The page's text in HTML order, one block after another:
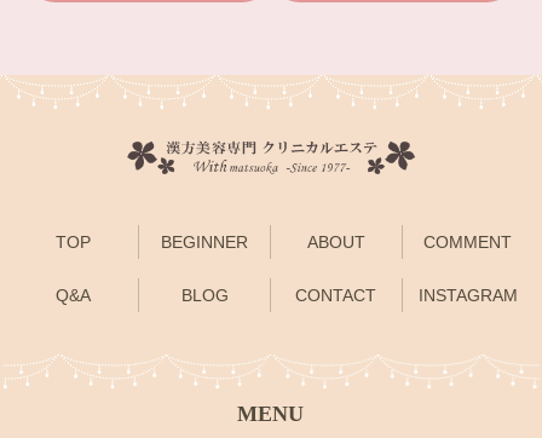
TOP BEGINNER ABOUT COMMENT
Q&A BLOG CONTACT INSTAGRAM
MENU